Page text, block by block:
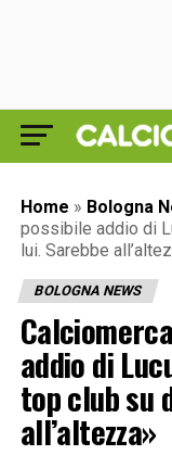
Home » Bologna
possibile addio di
lui. Sarebbe
BOLOGNA NEWS
addio di
top club su
all’altezza»